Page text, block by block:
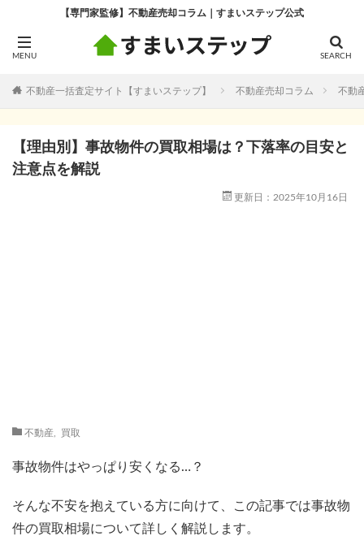
【専門家監修】不動産売却コラム｜すまいステップ公式
不動産一括査定サイト【すまいステップ】 不動産売却コラム 不動
【理由別】事故物件の買取相場は？下落率の目安と
注意点を解説
更新日：2025年10月16日
不動産, 買取
事故物件はやっぱり安くなる…？
そんな不安を抱えている方に向けて、この記事では事故物
件の買取相場について詳しく解説します。